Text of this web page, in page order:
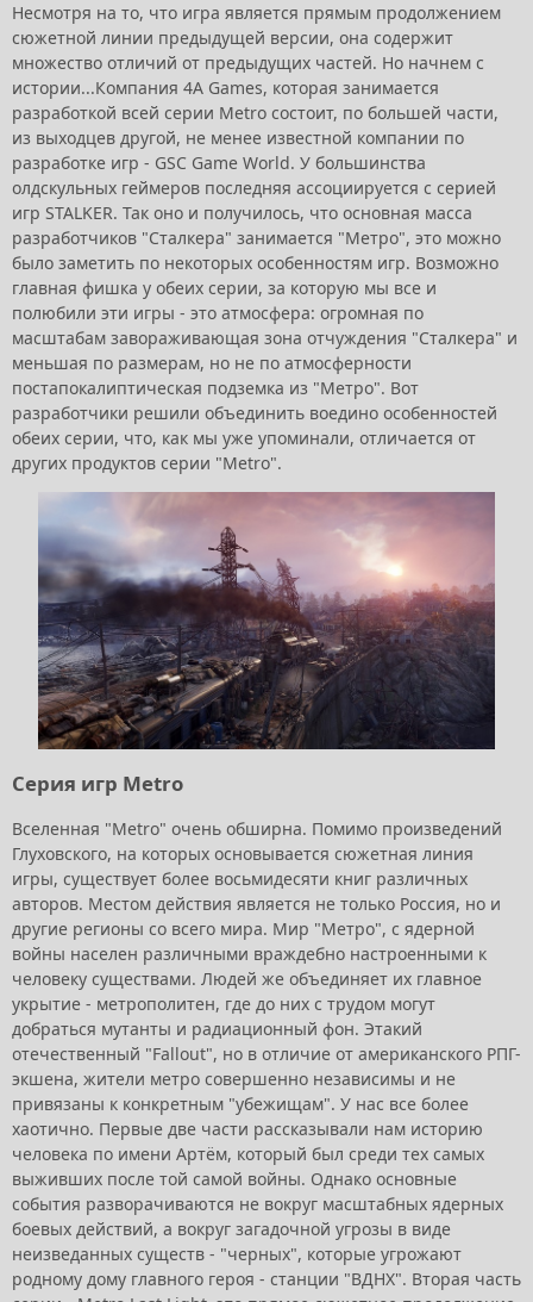
Несмотря на то, что игра является прямым продолжением
сюжетной линии предыдущей версии, она содержит
множество отличий от предыдущих частей. Но начнем с
истории...Компания 4A Games, которая занимается
разработкой всей серии Metro состоит, по большей части,
из выходцев другой, не менее известной компании по
разработке игр - GSC Game World. У большинства
олдскульных геймеров последняя ассоциируется с серией
игр STALKER. Так оно и получилось, что основная масса
разработчиков "Сталкера" занимается "Метро", это можно
было заметить по некоторых особенностям игр. Возможно
главная фишка у обеих серии, за которую мы все и
полюбили эти игры - это атмосфера: огромная по
масштабам завораживающая зона отчуждения "Сталкера" и
меньшая по размерам, но не по атмосферности
постапокалиптическая подземка из "Метро". Вот
разработчики решили объединить воедино особенностей
обеих серии, что, как мы уже упоминали, отличается от
других продуктов серии "Metro".
Серия игр Metro
Вселенная "Metro" очень обширна. Помимо произведений
Глуховского, на которых основывается сюжетная линия
игры, существует более восьмидесяти книг различных
авторов. Местом действия является не только Россия, но и
другие регионы со всего мира. Мир "Метро", с ядерной
войны населен различными враждебно настроенными к
человеку существами. Людей же объединяет их главное
укрытие - метрополитен, где до них с трудом могут
добраться мутанты и радиационный фон. Этакий
отечественный "Fallout", но в отличие от американского РПГ-
экшена, жители метро совершенно независимы и не
привязаны к конкретным "убежищам". У нас все более
хаотично. Первые две части рассказывали нам историю
человека по имени Артём, который был среди тех самых
выживших после той самой войны. Однако основные
события разворачиваются не вокруг масштабных ядерных
боевых действий, а вокруг загадочной угрозы в виде
неизведанных существ - "черных", которые угрожают
родному дому главного героя - станции "ВДНХ". Вторая часть